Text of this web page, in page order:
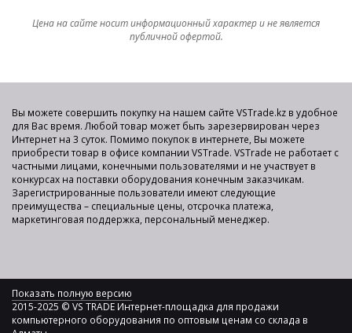
Цена на сайте носит информационный характер и не является
публичной офертой.
Вы можете совершить покупку на нашем сайте VSTrade.kz в удобное
для Вас время. Любой товар может быть зарезервирован через
Интернет на 3 суток. Помимо покупок в интернете, Вы можете
приобрести товар в офисе компании VSTrade. VSTrade не работает с
частными лицами, конечными пользователями и не участвует в
конкурсах на поставки оборудования конечным заказчикам.
Зарегистрированные пользователи имеют следующие
преимущества – специальные цены, отсрочка платежа,
маркетинговая поддержка, персональный менеджер.
Показать полную версию
2015-2025 © VS TRADE Интернет-площадка для продажи
компьютерного оборудования по оптовым ценам со склада в